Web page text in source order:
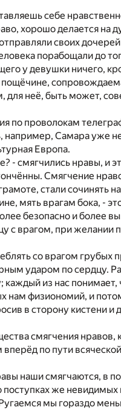
себе
хорошо делается на
своих
порабощали до
у девушки ничего,
пощёчине,
для неё, быть может,
по проволокам
например, Самара уже
Европа.
- смягчились нравы, и
Смягчение
стали сочинять
мять врагам бока, -
безопасно и более
с врагом, при желании
со врагом грубых
ударом по сердцу.
каждый из нас
нам физиономий, и
в сторону кистени
смягчения нравов,
по пути
наши смягчаются, в
же невидимых
мы гораздо